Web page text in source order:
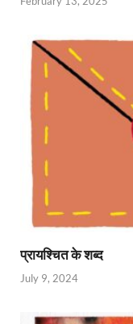
प्रायश्चित के शब्द
July 9, 2024